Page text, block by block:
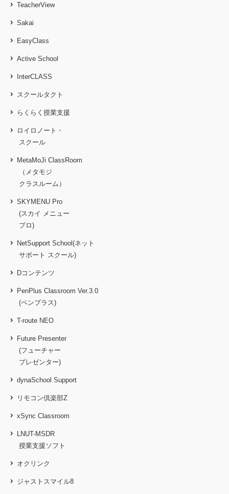
TeacherView
Sakai
EasyClass
Active School
InterCLASS
スクールタクト
らくらく授業支援
ロイロノート・
スクール
MetaMoJi ClassRoom
（メタモジ
クラスルーム）
SKYMENU Pro
(スカイ メニュー
プロ)
NetSupport School(ネット
サポート スクール)
Dコンテンツ
PenPlus Classroom Ver.3.0
(ペンプラス)
T-route NEO
Future Presenter
(フューチャー
プレゼンター)
dynaSchool Support
リモコン倶楽部Z
xSync Classroom
LNUT-MSDR
授業支援ソフト
オクリンク
ジャストスマイル8